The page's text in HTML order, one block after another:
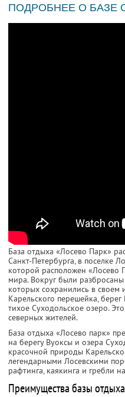
ПОДРОБНЕЕ О БАЗЕ
База отдыха «Лосево Парк»
Санкт-Петербурга, в поселке
которой расположен «Лосево
мира. Вокруг были
которых сохранились в своем
Карельского перешейка,
тихое Суходольское озеро.
северных жителей.
База отдыха «Лосево парк»
на берегу Вуоксы и озера
красочной природы
легендарными Лосевскими
рафтинга, каякинга и гребли
Преимущества базы